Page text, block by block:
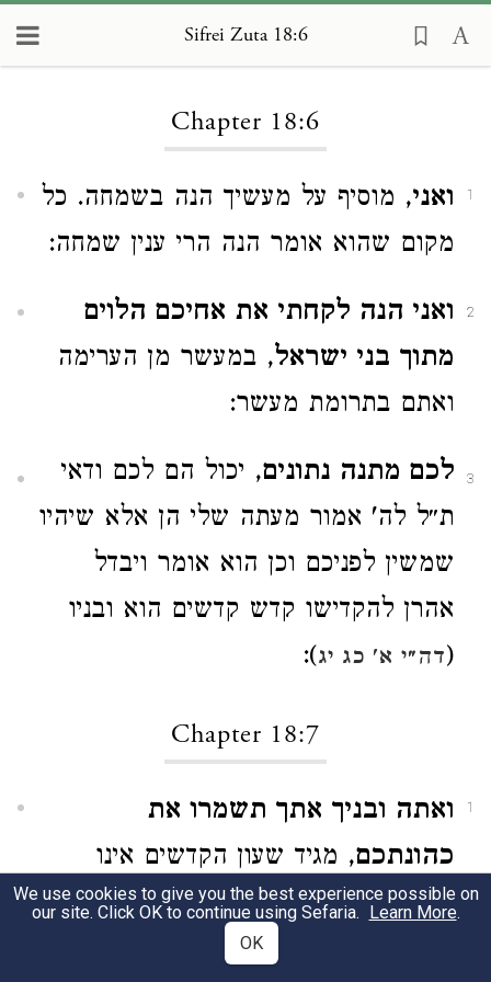
Sifrei Zuta 18:6
Chapter 18:6
1 ואני, מוסיף על מעשיך הנה בשמחה. כל
מקום שהוא אומר הנה הרי ענין שמחה:
2
ואני הנה לקחתי את אחיכם הלוים
מתוך בני ישראל, במעשר מן הערימה
ואתם בתרומת מעשר:
3 לכם מתנה נתונים, יכול הם לכם ודאי
ת״ל לה' אמור מעתה שלי הן אלא שיהיו
שמשין לפניכם וכן הוא אומר ויבדל
אהרן להקדישו קדש קדשים הוא ובניו
(דה״י א' כג יג):
Chapter 18:7
1
ואתה ובניך אתך תשמרו את
כהונתכם, מגיד שעון הקדשים אינו
מסור אלא בידי הכהנים אין לי אלא עון
קדשי קדשים קדשים קלים קדשים
We use cookies to give you the best experience possible on
our site. Click OK to continue using Sefaria. Learn More.
OK